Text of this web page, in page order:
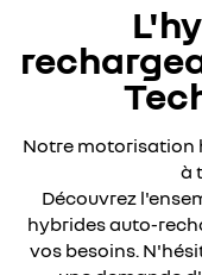
Notre motorisation
à
Découvrez
hybrides auto-
vos besoins.